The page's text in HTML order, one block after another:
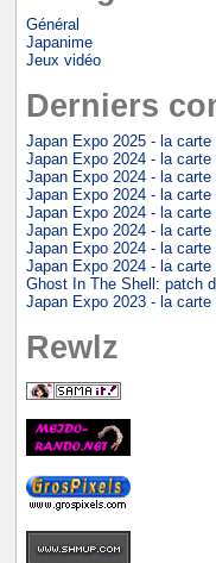
Général
Japanime
Jeux vidéo
Derniers
Japan Expo 2025 - la carte
Japan Expo 2024 - la carte
Japan Expo 2024 - la
Japan Expo 2024 - la carte
Japan Expo 2024 - la carte
Japan Expo 2024 - la
Japan Expo 2024 - la carte
Japan Expo 2024 - la carte
Ghost In The Shell: patch
Japan Expo 2023 - la
Rewlz